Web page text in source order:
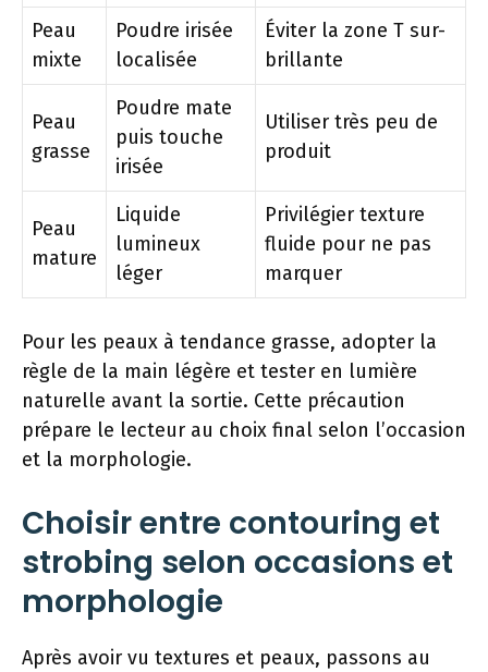
Peau
mixte
Poudre irisée
localisée
Éviter la zone T sur-
brillante
Peau
grasse
Poudre mate
puis touche
irisée
Utiliser très peu de
produit
Peau
mature
Liquide
lumineux
léger
Privilégier texture
fluide pour ne pas
marquer
Pour les peaux à tendance grasse, adopter la
règle de la main légère et tester en lumière
naturelle avant la sortie. Cette précaution
prépare le lecteur au choix final selon l’occasion
et la morphologie.
Choisir entre contouring et
strobing selon occasions et
morphologie
Après avoir vu textures et peaux, passons au